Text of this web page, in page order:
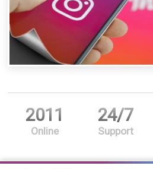
2011
Online
24/7
Support